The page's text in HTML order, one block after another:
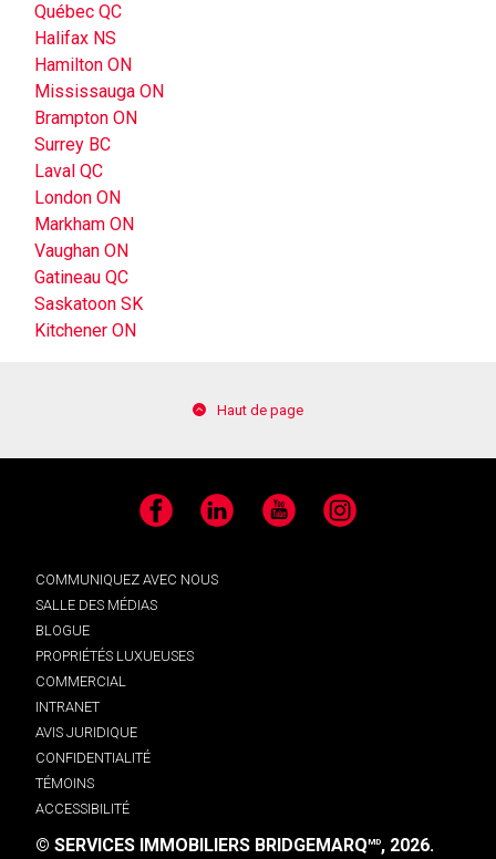
Québec QC
Halifax NS
Hamilton ON
Mississauga ON
Brampton ON
Surrey BC
Laval QC
London ON
Markham ON
Vaughan ON
Gatineau QC
Saskatoon SK
Kitchener ON
Haut de page
Facebook LinkedIn YouTube Instagram
COMMUNIQUEZ AVEC NOUS
SALLE DES MÉDIAS
BLOGUE
PROPRIÉTÉS LUXUEUSES
COMMERCIAL
INTRANET
AVIS JURIDIQUE
CONFIDENTIALITÉ
TÉMOINS
ACCESSIBILITÉ
© SERVICES IMMOBILIERS BRIDGEMARQMD, 2026.